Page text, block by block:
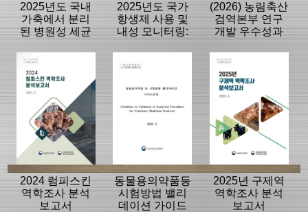
2025년도 국내
가축에서 분리
된 병원성 세균
모니터링 결과
2025년도 국가
항생제 사용 및
내성 모니터링:
(2026) 농림축산
검역본부 연구
개발 우수성과
2024 럼피스킨
역학조사 분석
보고서
동물용의약품등
시험방법 밸리
데이션 가이드
2025년 구제역
역학조사 분석
보고서